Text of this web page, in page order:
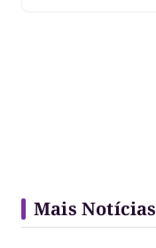
Mais Notícias